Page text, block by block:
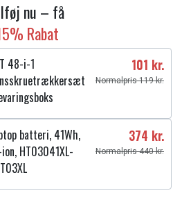
nu – få
Rabat
48-i-1
101 kr.
Normalpris 119 kr.
batteri, 41Wh,
HT03041XL-
374 kr.
Normalpris 440 kr.